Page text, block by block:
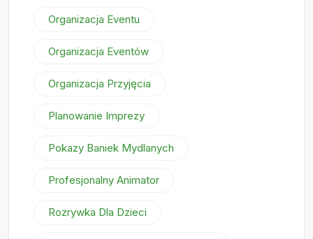
Organizacja Eventu
Organizacja Eventów
Organizacja Przyjęcia
Planowanie Imprezy
Pokazy Baniek Mydlanych
Profesjonalny Animator
Rozrywka Dla Dzieci